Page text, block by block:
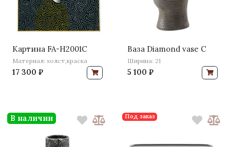
Картина FA-H2001C
Материал: холст,краска
17 300 ₽
Ваза Diamond vase C
Ширина: 21
5 100 ₽
В наличии Под заказ